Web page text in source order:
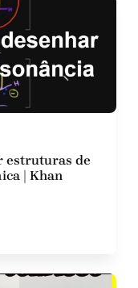
estruturas de
| Khan